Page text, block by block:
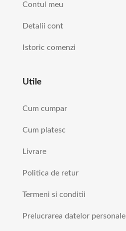
Contul meu
Detalii cont
Istoric comenzi
Utile
Cum cumpar
Cum platesc
Livrare
Politica de retur
Termeni si conditii
Prelucrarea datelor personale